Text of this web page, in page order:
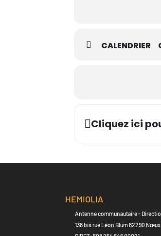
CALENDRIER
Cliquez ici
HEMIOLIA
Antenne communautaire -
138 bis rue Léon Blum 62290